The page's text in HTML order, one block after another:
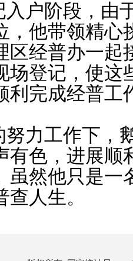
入户阶段，由
，他带领精心
区经普办一
场登记，使这
利完成经普工
努力工作下，
有色，进展顺
虽然他只是一
人生。